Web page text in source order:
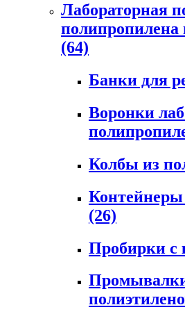
Лабораторная
полипропилена
(64)
Банки для
Воронки
Колбы из
Контейнеры
(26)
Пробирки